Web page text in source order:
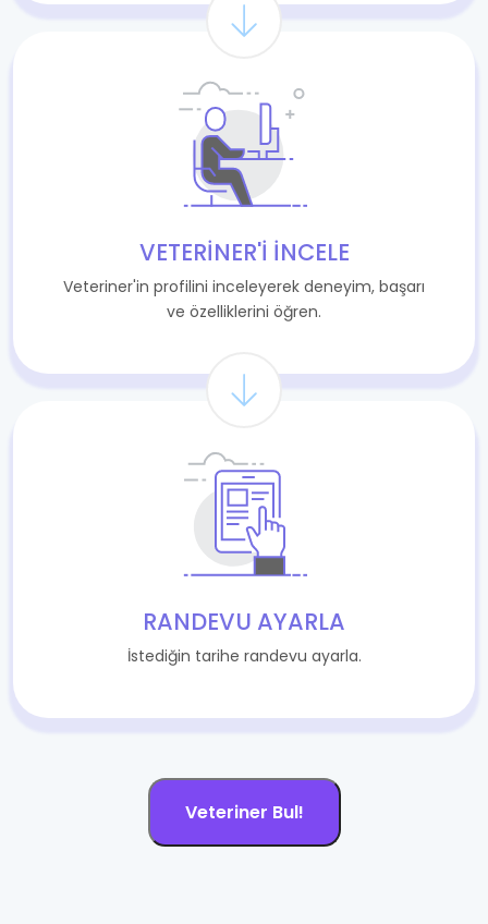
VETERINER'I İNCELE
Veteriner'in profilini inceleyerek deneyim, başarı
ve özelliklerini öğren.
RANDEVU AYARLA
İstediğin tarihe randevu ayarla.
Veteriner Bul!